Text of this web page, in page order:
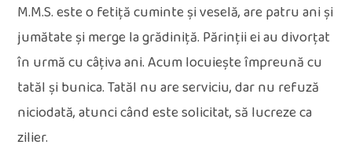
M.M.S. este o fetiță cuminte și veselă, are patru ani și
jumătate și merge la grădiniță. Părinții ei au divorțat
în urmă cu câțiva ani. Acum locuiește împreună cu
tatăl și bunica. Tatăl nu are serviciu, dar nu refuză
niciodată, atunci când este solicitat, să lucreze ca
zilier.